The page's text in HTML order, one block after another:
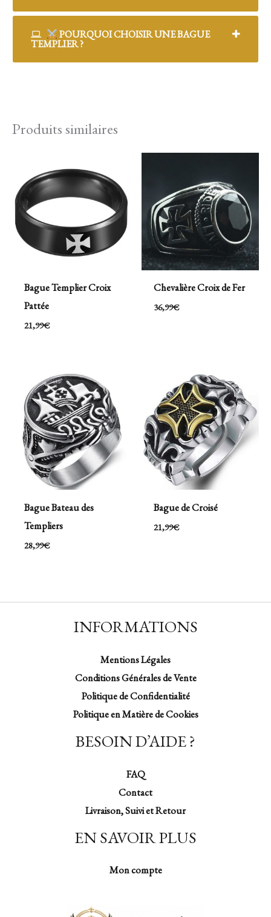
POURQUOI CHOISIR UNE BAGUE
TEMPLIER ?
Produits similaires
Bague Templier Croix
Pattée
21,99€
Chevalière Croix de Fer
36,99€
Bague Bateau des
Templiers
28,99€
Bague de Croisé
21,99€
INFORMATIONS
Mentions Légales
Conditions Générales de Vente
Politique de Confidentialité
Politique en Matière de Cookies
BESOIN D’AIDE ?
FAQ
Contact
Livraison, Suivi et Retour
EN SAVOIR PLUS
Mon compte